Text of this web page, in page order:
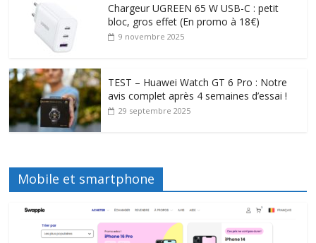
Chargeur UGREEN 65 W USB-C : petit
bloc, gros effet (En promo à 18€)
9 novembre 2025
TEST – Huawei Watch GT 6 Pro : Notre
avis complet après 4 semaines d’essai !
29 septembre 2025
Mobile et smartphone